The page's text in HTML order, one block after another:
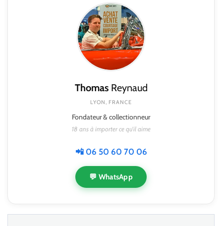
ThomasReynaud
LYON, FRANCE
Fondateur & collectionneur
18 ans à importer ce qu'il aime
📲 06 50 60 70 06
💬 WhatsApp